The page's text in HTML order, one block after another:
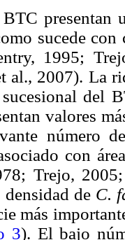
presentan
sucede
1995;
al., 2007). La
del
valores
número
con
Trejo,
de C.
más
3). El bajo